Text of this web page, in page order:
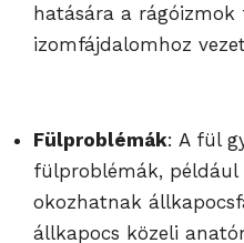
hatására a rágóizmok
izomfájdalomhoz
Fülproblémák: A fül
fülproblémák, például
okozhatnak
állkapocs közeli